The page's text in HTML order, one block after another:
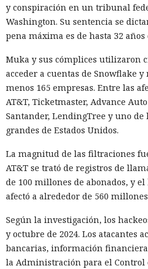
y conspiración en un tribunal
Washington. Su sentencia se
pena máxima es de hasta 32
Muka y sus cómplices utilizaron
acceder a cuentas de Snowflake
menos 165 empresas. Entre las
AT&T, Ticketmaster, Advance
Santander, LendingTree y uno de
grandes de Estados Unidos.
La magnitud de las filtraciones
AT&T se trató de registros de
de 100 millones de abonados, y
afectó a alrededor de 560
Según la investigación, los
y octubre de 2024. Los atacantes
bancarias, información
la Administración para el Control